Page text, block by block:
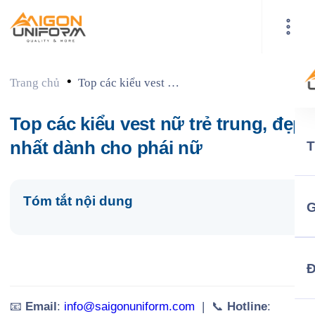
Trang chủ • Top các kiểu vest nữ
dành cho phái nữ
Top các kiểu vest nữ trẻ trung, đẹp
nhất dành cho phái nữ
Tóm tắt nội dung
📧 Email: info@saigonuniform.com | 📞 Hotline: